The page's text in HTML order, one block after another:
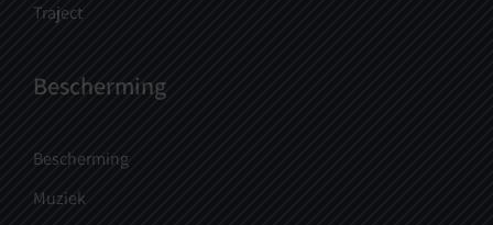
Traject
Bescherming
Bescherming
Muziek